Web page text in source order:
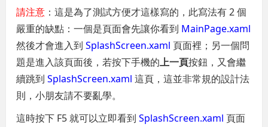
請注意 ：這是為了測試方便才這樣寫的，此寫法有 2 個
嚴重的缺點：一個是頁面會先讓你看到 MainPage.xaml
然後才會進入到SplashScreen.xaml 頁面裡；另一個問
題是進入該頁面後，若按下手機的上一頁按鈕，又會繼
續跳到SplashScreen.xaml 這頁，這並非常規的設計法
則，小朋友請不要亂學。
這時按下 F5 就可以立即看到SplashScreen.xaml 頁面